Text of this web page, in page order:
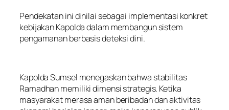
Pendekatan ini dinilai sebagai implementasi konkret
kebijakan Kapolda dalam membangun sistem
pengamanan berbasis deteksi dini.
Kapolda Sumsel menegaskan bahwa stabilitas
Ramadhan memiliki dimensi strategis. Ketika
masyarakat merasa aman beribadah dan aktivitas